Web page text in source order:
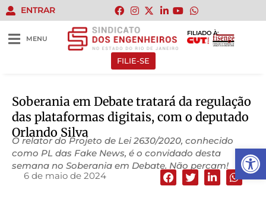
Abrir
ENTRAR
MENU
FILIADO À:
FILIE-SE
Soberania em Debate tratará da regulação
das plataformas digitais, com o deputado
Orlando Silva
O relator do Projeto de Lei 2630/2020, conhecido
como PL das Fake News, é o convidado desta
semana no Soberania em Debate. Não percam!
6 de maio de 2024